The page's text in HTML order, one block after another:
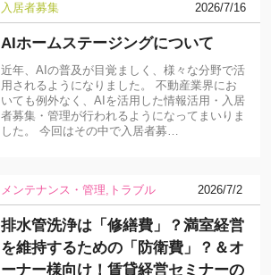
入居者募集 2026/7/16
AIホームステージングについて
近年、AIの普及が目覚ましく、様々な分野で活
用されるようになりました。 不動産業界にお
いても例外なく、AIを活用した情報活用・入居
者募集・管理が行われるようになってまいりま
した。 今回はその中で入居者募…
メンテナンス・管理 トラブル 2026/7/2
排水管洗浄は「修繕費」？満室経営
を維持するための「防衛費」？＆オ
ーナー様向け！賃貸経営セミナーの